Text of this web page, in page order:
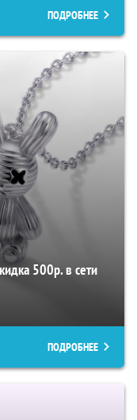
ПОДРОБНЕЕ
500р. в сети
ПОДРОБНЕЕ